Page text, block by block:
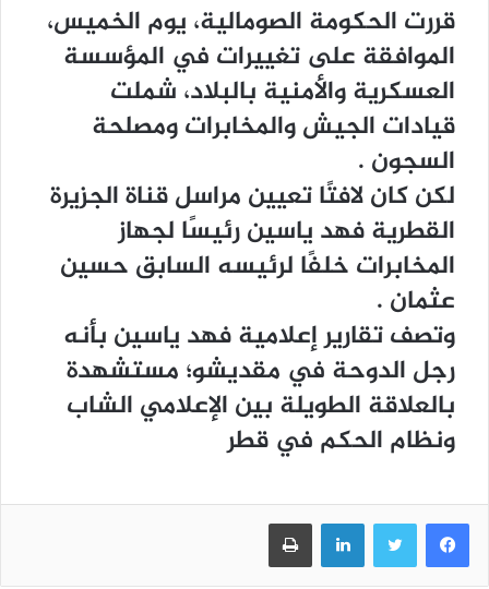
ﻗﺮﺭﺕ ﺍﻟﺤﻜﻮﻣﺔ ﺍﻟﺼﻮﻣﺎﻟﻴﺔ، ﻳﻮﻡ ﺍﻟﺨﻤﻴﺲ،
ﺍﻟﻤﻮﺍﻓﻘﺔ ﻋﻠﻰ ﺗﻐﻴﻴﺮﺍﺕ ﻓﻲ ﺍﻟﻤﺆﺳﺴﺔ
ﺍﻟﻌﺴﻜﺮﻳﺔ ﻭﺍﻷﻣﻨﻴﺔ ﺑﺎﻟﺒﻼﺩ، ﺷﻤﻠﺖ
ﻗﻴﺎﺩﺍﺕ ﺍﻟﺠﻴﺶ ﻭﺍﻟﻤﺨﺎﺑﺮﺍﺕ ﻭﻣﺼﻠﺤﺔ
ﺍﻟﺴﺠﻮﻥ .
ﻟﻜﻦ ﻛﺎﻥ ﻻﻓﺘًﺎ ﺗﻌﻴﻴﻦ ﻣﺮﺍﺳﻞ ﻗﻨﺎﺓ ﺍﻟﺠﺰﻳﺮﺓ
ﺍﻟﻘﻄﺮﻳﺔ ﻓﻬﺪ ﻳﺎﺳﻴﻦ ﺭﺋﻴﺴًﺎ ﻟﺠﻬﺎﺯ
ﺍﻟﻤﺨﺎﺑﺮﺍﺕ ﺧﻠﻔًﺎ ﻟﺮﺋﻴﺴﻪ ﺍﻟﺴﺎﺑﻖ ﺣﺴﻴﻦ
ﻋﺜﻤﺎﻥ .
ﻭﺗﺼﻒ ﺗﻘﺎﺭﻳﺮ ﺇﻋﻼﻣﻴﺔ ﻓﻬﺪ ﻳﺎﺳﻴﻦ ﺑﺄﻧﻪ
ﺭﺟﻞ ﺍﻟﺪﻭﺣﺔ ﻓﻲ ﻣﻘﺪﻳﺸﻮ؛ ﻣﺴﺘﺸﻬﺪﺓ
ﺑﺎﻟﻌﻼﻗﺔ ﺍﻟﻄﻮﻳﻠﺔ ﺑﻴﻦ ﺍﻹﻋﻼﻣﻲ ﺍﻟﺸﺎﺏ
ﻭﻧﻈﺎﻡ ﺍﻟﺤﻜﻢ ﻓﻲ ﻗﻄﺮ
فيسبوك تويتر لينكدإن طباعة